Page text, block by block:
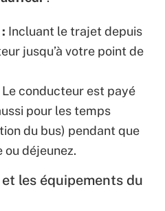
Incluant le trajet depuis
jusqu’à votre point de
Le conducteur est payé
pour les temps
du bus) pendant que
ou déjeunez.
les équipements du